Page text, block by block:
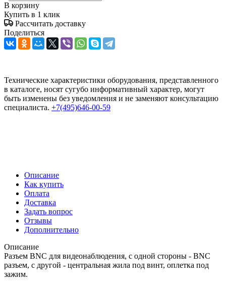
В корзину
Купить в 1 клик
Рассчитать доставку
Поделиться
Технические характеристики оборудования, представленного
в каталоге, носят сугубо информативный характер, могут
быть изменены без уведомления и не заменяют консультацию
специалиста. +7(495)646-00-59
Описание
Как купить
Оплата
Доставка
Задать вопрос
Отзывы
Дополнительно
Описание
Разъем BNC для видеонаблюдения, с одной стороны - BNC
разъем, с другой - центральная жила под винт, оплетка под
зажим.